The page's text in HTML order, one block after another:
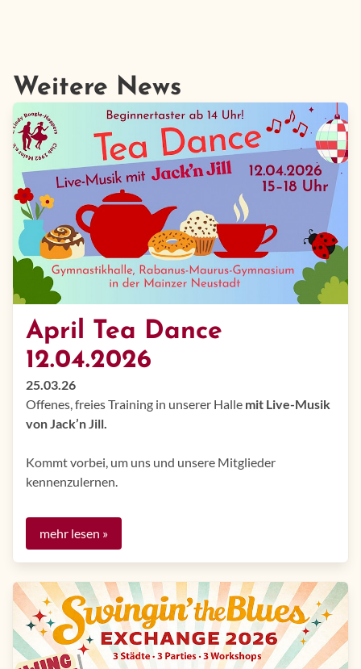
Weitere News
April Tea Dance
12.04.2026
25.03.26
Offenes, freies Training in unserer Halle mit Live-Musik
von Jack’n Jill.
Kommt vorbei, um uns und unsere Mitglieder
kennenzulernen.
mehr lesen »